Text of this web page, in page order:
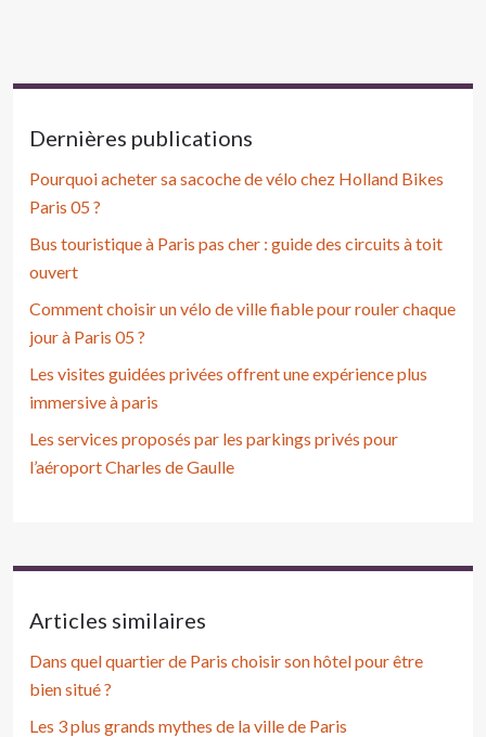
Dernières publications
Pourquoi acheter sa sacoche de vélo chez Holland Bikes
Paris 05 ?
Bus touristique à Paris pas cher : guide des circuits à toit
ouvert
Comment choisir un vélo de ville fiable pour rouler chaque
jour à Paris 05 ?
Les visites guidées privées offrent une expérience plus
immersive à paris
Les services proposés par les parkings privés pour
l’aéroport Charles de Gaulle
Articles similaires
Dans quel quartier de Paris choisir son hôtel pour être
bien situé ?
Les 3 plus grands mythes de la ville de Paris